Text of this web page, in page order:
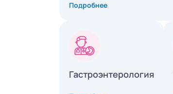
Подробнее
Гастроэнтерология